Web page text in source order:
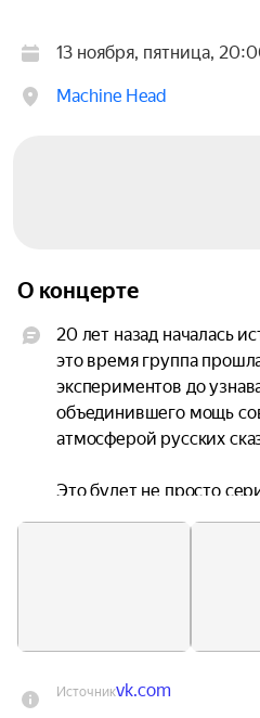
13 ноября, пятница,
Machine Head
О концерте
20 лет назад началась
это время группа
экспериментов до
объединившего мощь
атмосферой русских
Это будет не просто
путешествие через всю
Woodscream: от самых
которые публика
Источникvk.com